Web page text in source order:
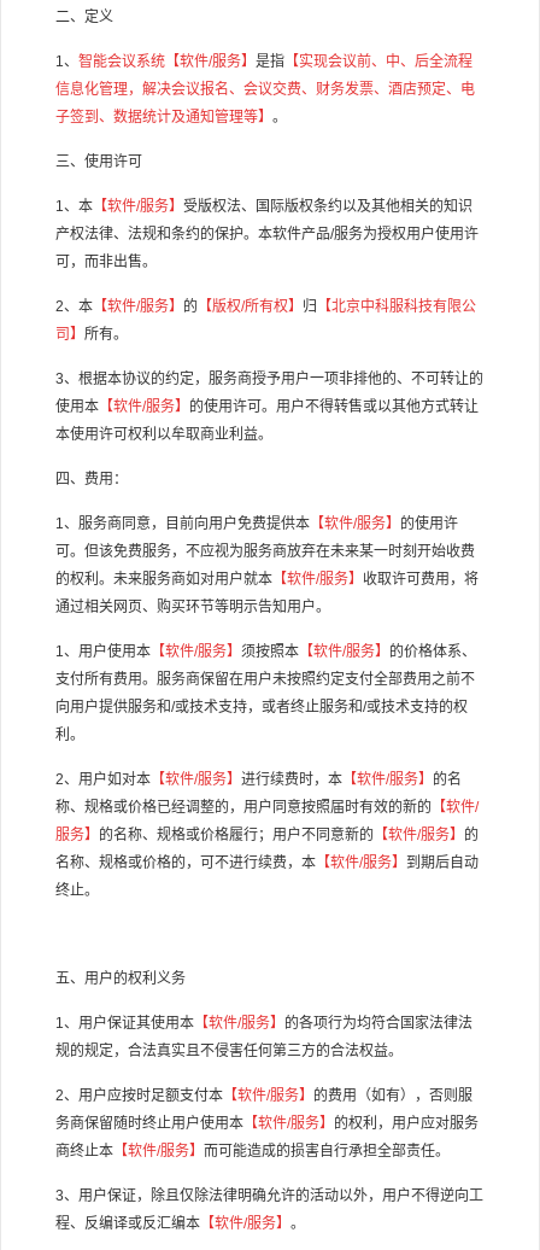
二、定义
1、 智能会议系统 【软件/服务】 是指 【实现会议前、中、后全流程
信息化管理，解决会议报名、会议交费、财务发票、酒店预定、电
子签到、数据统计及通知管理等】 。
三、使用许可
1、本 【软件/服务】 受版权法、国际版权条约以及其他相关的知识
产权法律、法规和条约的保护。本软件产品/服务为授权用户使用许
可，而非出售。
2、本 【软件/服务】 的 【版权/所有权】 归 【北京中科服科技有限公
司 】 所有。
3、根据本协议的约定，服务商授予用户一项非排他的、不可转让的
使用本 【软件/服务】 的使用许可。用户不得转售或以其他方式转让
本使用许可权利以牟取商业利益。
四、费用：
1、服务商同意，目前向用户免费提供本 【软件/服务】 的使用许
可。但该免费服务，不应视为服务商放弃在未来某一时刻开始收费
的权利。未来服务商如对用户就本 【软件/服务】 收取许可费用，将
通过相关网页、购买环节等明示告知用户。
1、用户使用本 【软件/服务】 须按照本 【软件/服务】 的价格体系、
支付所有费用。服务商保留在用户未按照约定支付全部费用之前不
向用户提供服务和/或技术支持，或者终止服务和/或技术支持的权
利。
2、用户如对本 【软件/服务】 进行续费时，本 【软件/服务】 的名
称、规格或价格已经调整的，用户同意按照届时有效的新的 【软件/
服务】 的名称、规格或价格履行；用户不同意新的 【软件/服务】 的
名称、规格或价格的，可不进行续费，本 【软件/服务】 到期后自动
终止。
五、用户的权利义务
1、用户保证其使用本 【软件/服务】 的各项行为均符合国家法律法
规的规定，合法真实且不侵害任何第三方的合法权益。
2、用户应按时足额支付本 【软件/服务】 的费用（如有），否则服
务商保留随时终止用户使用本 【软件/服务】 的权利，用户应对服务
商终止本 【软件/服务】 而可能造成的损害自行承担全部责任。
3、用户保证，除且仅除法律明确允许的活动以外，用户不得逆向工
程、反编译或反汇编本 【软件/服务】 。